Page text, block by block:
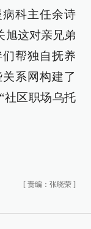
科主任余诗
旭这对亲兄弟
帮独自抚养
系网构建了
社区职场乌托
[ 责编：张晓荣 ]